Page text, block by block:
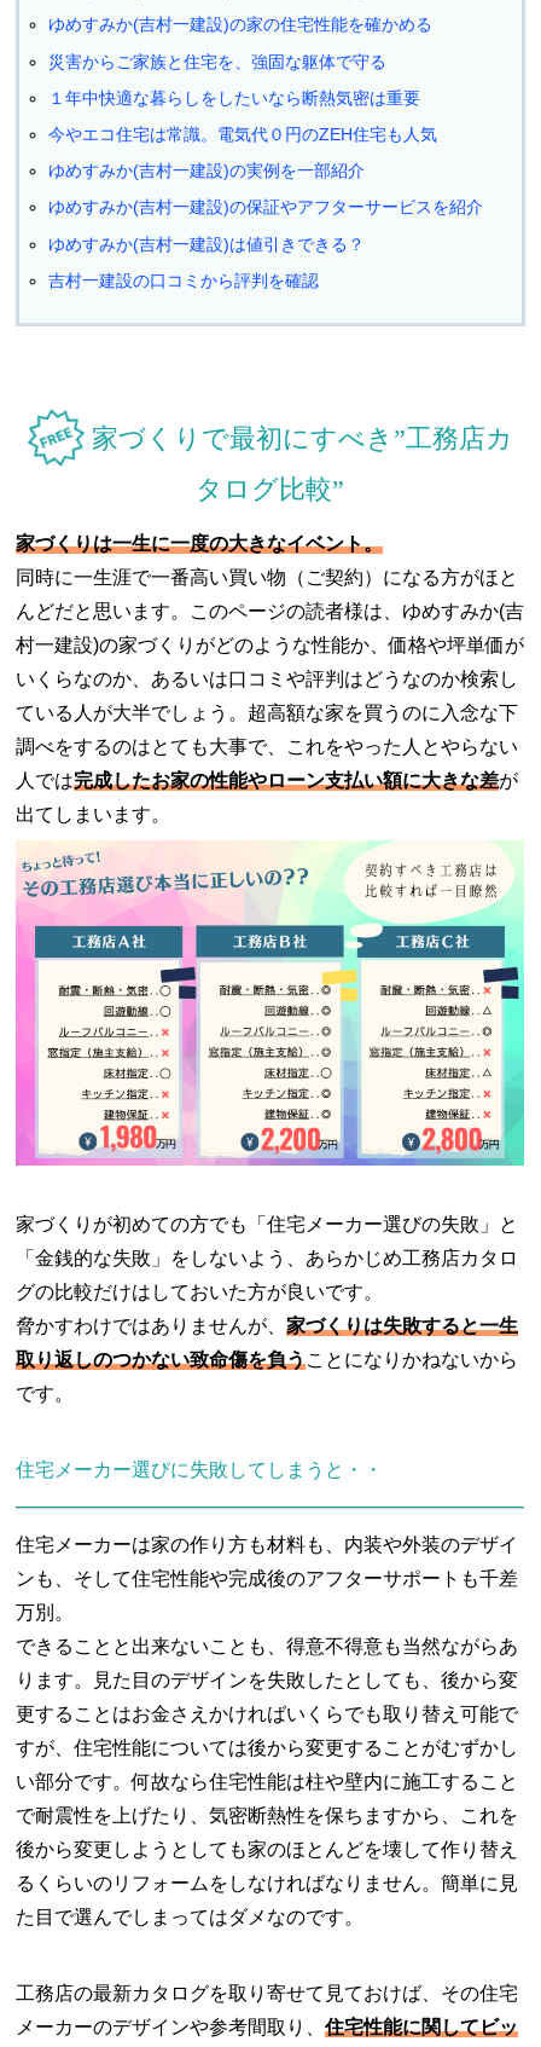
ゆめすみか(吉村一建設)の家の住宅性能を確かめる
災害からご家族と住宅を、強固な躯体で守る
１年中快適な暮らしをしたいなら断熱気密は重要
今やエコ住宅は常識。電気代０円のZEH住宅も人気
ゆめすみか(吉村一建設)の実例を一部紹介
ゆめすみか(吉村一建設)の保証やアフターサービスを紹介
ゆめすみか(吉村一建設)は値引きできる？
吉村一建設の口コミから評判を確認